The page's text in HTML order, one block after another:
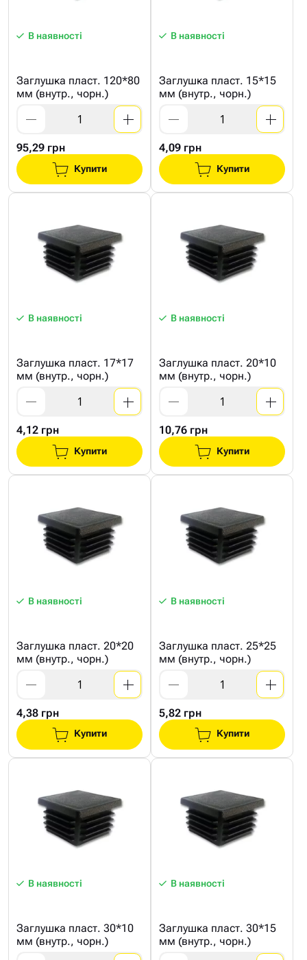
В наявності
Заглушка пласт. 120*80
мм (внутр., чорн.)
95,29 грн
Купити
В наявності
Заглушка пласт. 15*15
мм (внутр., чорн.)
4,09 грн
Купити
В наявності
Заглушка пласт. 17*17
мм (внутр., чорн.)
4,12 грн
Купити
В наявності
Заглушка пласт. 20*10
мм (внутр., чорн.)
10,76 грн
Купити
В наявності
Заглушка пласт. 20*20
мм (внутр., чорн.)
4,38 грн
Купити
В наявності
Заглушка пласт. 25*25
мм (внутр., чорн.)
5,82 грн
Купити
В наявності
Заглушка пласт. 30*10
мм (внутр., чорн.)
В наявності
Заглушка пласт. 30*15
мм (внутр., чорн.)